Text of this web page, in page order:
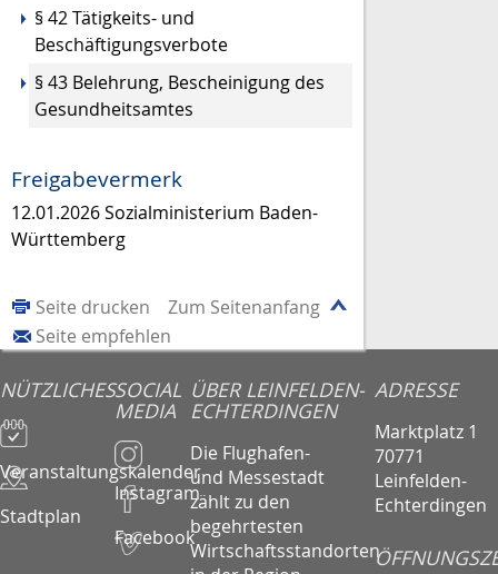
§ 42Tätigkeits- und
Beschäftigungsverbote
§ 43 Belehrung, Bescheinigung des
Gesundheitsamtes
Freigabevermerk
12.01.2026 Sozialministerium Baden-
Württemberg
Zum Seitenanfang
Seite drucken
Seite empfehlen
NÜTZLICHES
Veranstaltungskalender
Stadtplan
SOCIAL
MEDIA
Instagram
Facebook
ÜBER LEINFELDEN-
ECHTERDINGEN
Die Flughafen-
und Messestadt
zählt zu den
begehrtesten
Wirtschaftsstandorten
ADRESSE
Marktplatz 1
70771
Leinfelden-
Echterdingen